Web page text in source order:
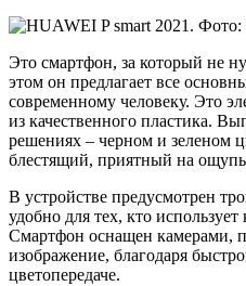
Это смартфон, за который не
этом он предлагает все
современному человеку. Это
из качественного пластика.
решениях – черном и зеленом
блестящий, приятный на
В устройстве предусмотрен
удобно для тех, кто
Смартфон оснащен камерами,
изображение, благодаря
цветопередаче.